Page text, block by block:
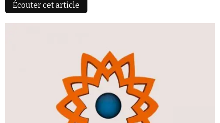
Faire un don
Écouter cet article